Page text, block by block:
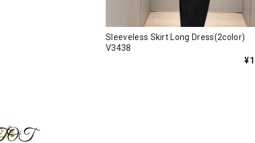
Sleeveless Skirt Long
V3438